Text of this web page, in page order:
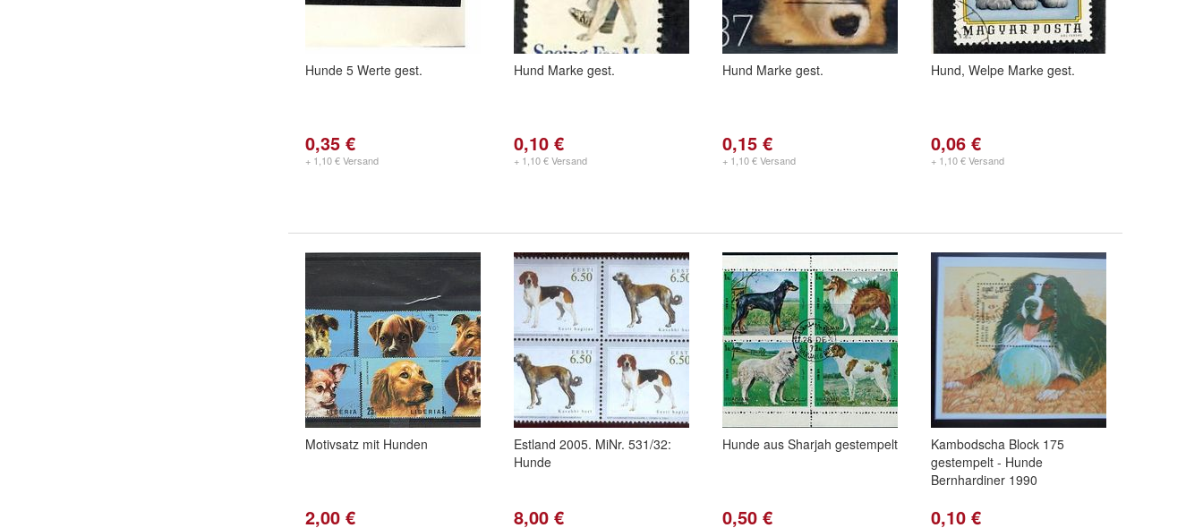
Hunde 5 Werte gest.
0,35 €
+ 1,10 € Versand
Hund Marke gest.
0,10 €
+ 1,10 € Versand
Hund Marke gest.
0,15 €
+ 1,10 € Versand
Hund, Welpe Marke gest.
0,06 €
+ 1,10 € Versand
Motivsatz mit Hunden
2,00 €
Estland 2005. MiNr. 531/32:
Hunde
8,00 €
Hunde aus Sharjah gestempelt
0,50 €
Kambodscha Block 175
gestempelt - Hunde
Bernhardiner 1990
0,10 €